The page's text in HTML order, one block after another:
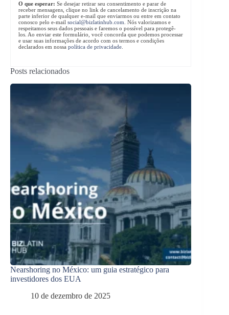
O que esperar: Se desejar retirar seu consentimento e parar de
receber mensagens, clique no link de cancelamento de inscrição na
parte inferior de qualquer e-mail que enviarmos ou entre em contato
conosco pelo e-mail social@bizlatinhub.com . Nós valorizamos e
respeitamos seus dados pessoais e faremos o possível para protegê-
los. Ao enviar este formulário, você concorda que podemos processar
e usar suas informações de acordo com os termos e condições
declarados em nossa política de privacidade
Posts relacionados
Nearshoring no México: um guia estratégico para
investidores dos EUA
10 de dezembro de 2025